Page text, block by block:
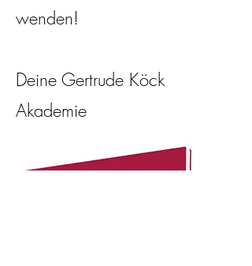
wenden!
Deine Gertrude Köck
Akademie